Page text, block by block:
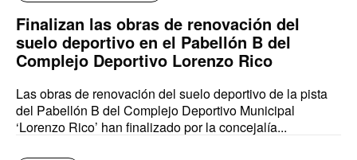
Finalizan las obras de renovación del
suelo deportivo en el Pabellón B del
Complejo Deportivo Lorenzo Rico
Las obras de renovación del suelo deportivo de la pista
del Pabellón B del Complejo Deportivo Municipal
‘Lorenzo Rico’ han finalizado por la concejalía...